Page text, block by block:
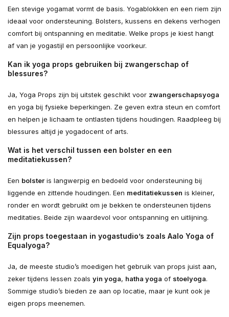
Een stevige yogamat vormt de basis. Yogablokken en een riem zijn
ideaal voor ondersteuning. Bolsters, kussens en dekens verhogen
comfort bij ontspanning en meditatie. Welke props je kiest hangt
af van je yogastijl en persoonlijke voorkeur.
Kan ik yoga props gebruiken bij zwangerschap of
blessures?
Ja, Yoga Props zijn bij uitstek geschikt voor zwangerschapsyoga
en yoga bij fysieke beperkingen. Ze geven extra steun en comfort
en helpen je lichaam te ontlasten tijdens houdingen. Raadpleeg bij
blessures altijd je yogadocent of arts.
Wat is het verschil tussen een bolster en een
meditatiekussen?
Een bolster is langwerpig en bedoeld voor ondersteuning bij
liggende en zittende houdingen. Een meditatiekussen is kleiner,
ronder en wordt gebruikt om je bekken te ondersteunen tijdens
meditaties. Beide zijn waardevol voor ontspanning en uitlijning.
Zijn props toegestaan in yogastudio’s zoals Aalo Yoga of
Equalyoga?
Ja, de meeste studio’s moedigen het gebruik van props juist aan,
zeker tijdens lessen zoals yin yoga, hatha yoga of stoelyoga.
Sommige studio’s bieden ze aan op locatie, maar je kunt ook je
eigen props meenemen.